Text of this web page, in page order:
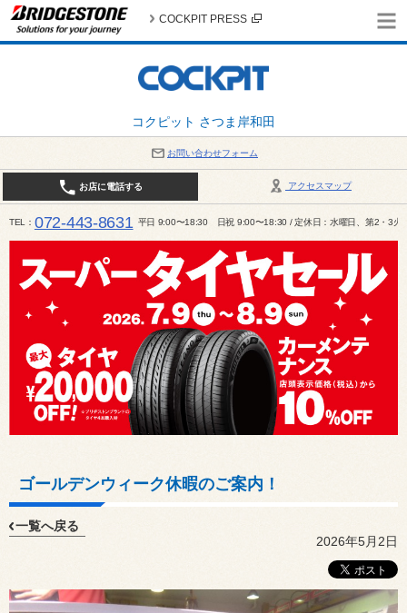
コクピット さつま岸和田
COCKPIT PRESS
お問い合わせフォーム
アクセスマップ
お店に電話する
TEL 072-443-8631 平日 9:00〜18:30 日祝 9:00〜18:30 / 定休日：水曜日、第2・3火
ゴールデンウィーク休暇のご案内！
一覧へ戻る
2026年5月2日